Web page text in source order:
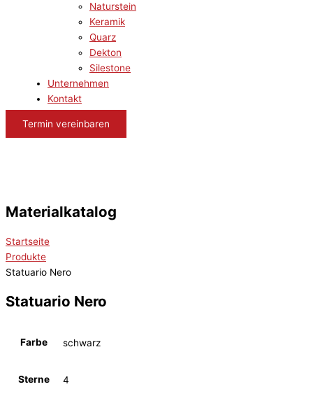
Naturstein
Keramik
Quarz
Dekton
Silestone
Unternehmen
Kontakt
Termin vereinbaren
Materialkatalog
Startseite
Produkte
Statuario Nero
Statuario Nero
Farbe schwarz
Sterne 4